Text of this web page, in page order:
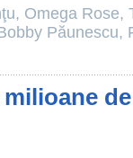
, Omega Rose,
Păunescu,
milioane